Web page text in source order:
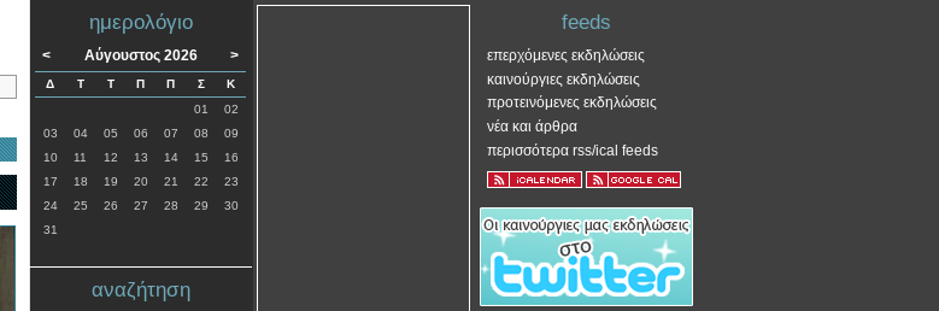
ημερολόγιο
< Αύγουστος 2026 >
Δ Τ Τ Π Π Σ
Κ
01
02
03
04 05 06 07 08
09
10
11 12 13 14 15
16
17
18 19 20 21 22
23
24
25 26 27 28 29
30
31
αναζήτηση
feeds
επερχόμενες εκδηλώσεις
καινούργιες εκδηλώσεις
προτεινόμενες εκδηλώσεις
νέα και άρθρα
περισσότερα rss/ical feeds